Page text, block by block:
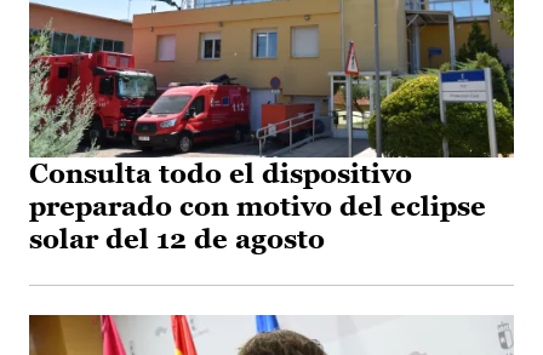
Consulta todo el dispositivo
preparado con motivo del eclipse
solar del 12 de agosto